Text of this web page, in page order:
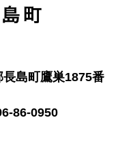
島町鷹巣1875番
86-0950